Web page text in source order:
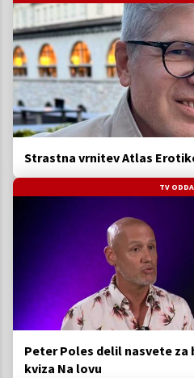
Strastna vrnitev Atlas
TV
Peter Poles delil nasvete
kviza Na lovu